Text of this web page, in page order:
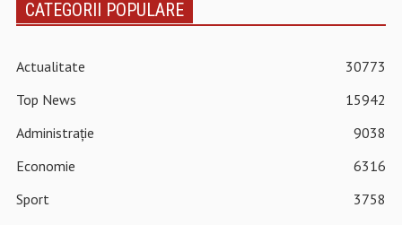
CATEGORII POPULARE
Actualitate
30773
Top News
15942
Administrație
9038
Economie
6316
Sport
3758